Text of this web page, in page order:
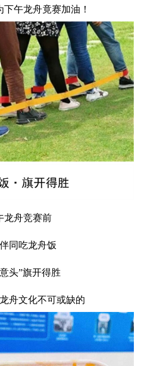
午龙舟竟赛加油！
龙舟竞赛前
同吃龙舟饭
头”旗开得胜
舟文化不可或缺的